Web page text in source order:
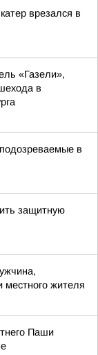
врезался в
«Газели»,
в
в
защитную
местного жителя
Паши